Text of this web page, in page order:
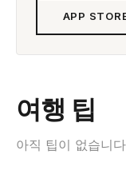
APP
여행 팁
아직 팁이 없습니